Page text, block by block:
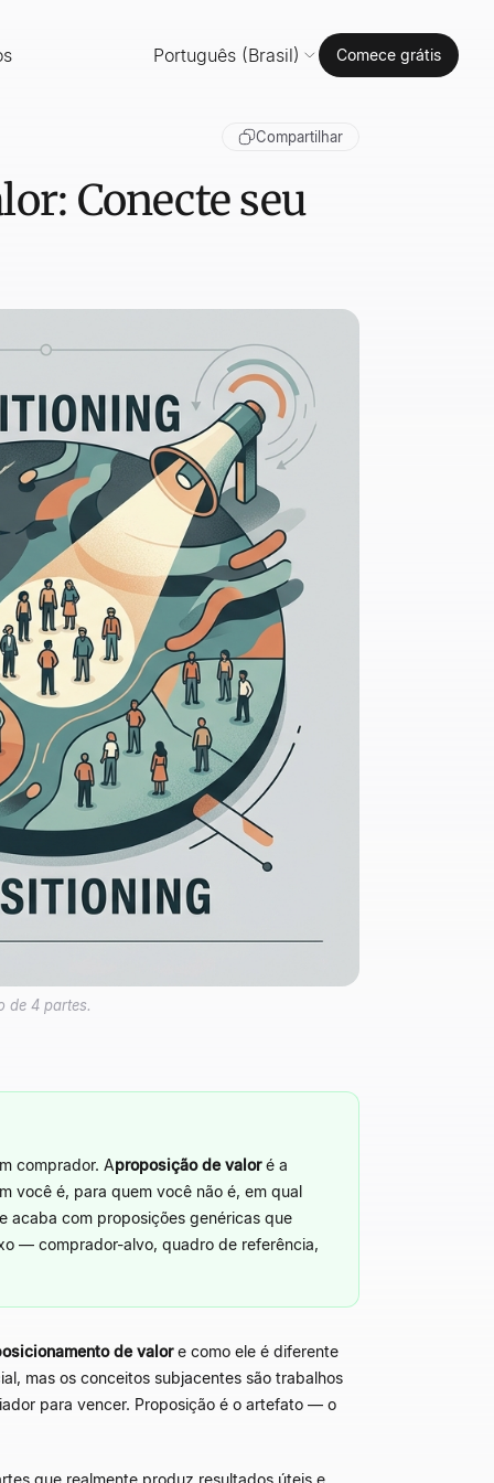
Português (Brasil) Comece grátis
Compartilhar
Conecte seu
de 4 partes.
comprador. Aproposição de valoré a
você é, para quem você não é, em qual
acaba com proposições genéricas que
— comprador-alvo, quadro de referência,
de valore como ele é diferente
mas os conceitos subjacentes são trabalhos
para vencer. Proposição é o artefato — o
que realmente produz resultados úteis e